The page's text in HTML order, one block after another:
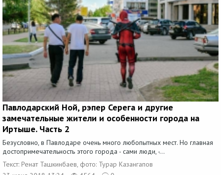
Павлодарский Ной, рэпер Серега и другие
замечательные жители и особенности города на
Иртыше. Часть 2
Безусловно, в Павлодаре очень много любопытных мест. Но главная
достопримечательность этого города - сами люди, -...
Текст: Ренат Ташкинбаев, фото: Турар Казангапов